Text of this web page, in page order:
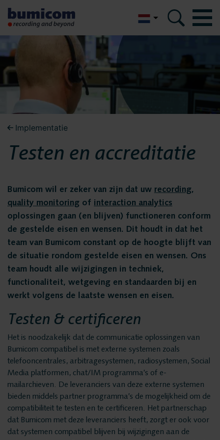
English
Bumicom
Over Bumicom
Bumicom referenties
Bumicom
certificeringen
Privacy en data
security
Vacatures
Oplossingen
Recording
Voice logging
Messaging Recording
Bumicom
Over Bumicom
Bumicom referenties
Bumicom certificeringen
Privacy en data security
Vacatures
Recording
Voice logging
Messaging Recording
Quality Monitoring
Insights Analytics
Interaction Analytics
Spraakanalyse
Cloud Recorder
Branches
Customer Contact Centers
Financiële Instellingen
Openbare Orde & Veiligheid
Verkeersleiding
Providers
Implementatie
Testen en accreditatie
Bumicom wil er zeker van zijn dat uw recording,
quality monitoring of interaction analytics
oplossingen gaan (en blijven) functioneren conform
de gestelde eisen en wensen. Dit houdt in dat het
team van Bumicom constant op de hoogte blijft van
de situatie rondom gestelde eisen en wensen. Ons
team houdt alle wijzigingen in techniek,
functionaliteit, wetgeving en standaarden bij en
werkt volgens de laatste wensen en eisen.
Testen & certificeren
Het is noodzakelijk dat de communicatie oplossingen van
Bumicom compatibel is met externe systemen zoals
telefooncentrales, arbitragesystemen, radiosystemen, Social
Media platformen, chat/IM programma’s of e-
mailarchieven. De leveranciers van deze externe systemen
bieden middels partner programma’s de mogelijkheid om de
compatibiliteit te testen en te certificeren. Het partnerschap
dat Bumicom met deze leveranciers heeft, zorgt er ook voor
dat systemen compatibel blijven bij wijzigingen aan de